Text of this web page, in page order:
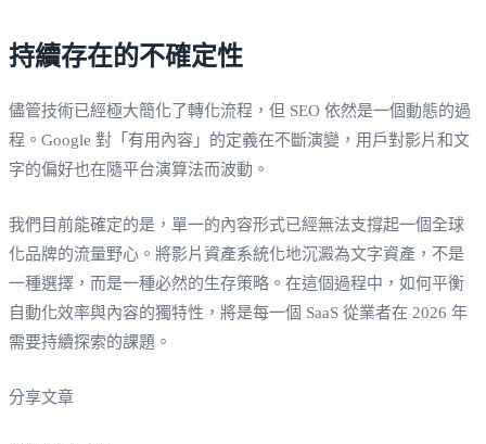
持續存在的不確定性
儘管技術已經極大簡化了轉化流程，但 SEO 依然是一個動態的過
程。Google 對「有用內容」的定義在不斷演變，用戶對影片和文
字的偏好也在隨平台演算法而波動。
我們目前能確定的是，單一的內容形式已經無法支撐起一個全球
化品牌的流量野心。將影片資產系統化地沉澱為文字資產，不是
一種選擇，而是一種必然的生存策略。在這個過程中，如何平衡
自動化效率與內容的獨特性，將是每一個 SaaS 從業者在 2026 年
需要持續探索的課題。
分享文章